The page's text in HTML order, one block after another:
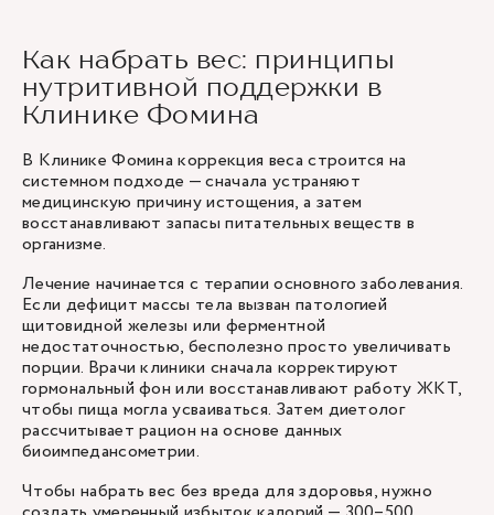
Как набрать вес: принципы
нутритивной поддержки в
Клинике Фомина
В Клинике Фомина коррекция веса строится на
системном подходе — сначала устраняют
медицинскую причину истощения, а затем
восстанавливают запасы питательных веществ в
организме.
Лечение начинается с терапии основного заболевания.
Если дефицит массы тела вызван патологией
щитовидной железы или ферментной
недостаточностью, бесполезно просто увеличивать
порции. Врачи клиники сначала корректируют
гормональный фон или восстанавливают работу ЖКТ,
чтобы пища могла усваиваться. Затем диетолог
рассчитывает рацион на основе данных
биоимпедансометрии.
Чтобы набрать вес без вреда для здоровья, нужно